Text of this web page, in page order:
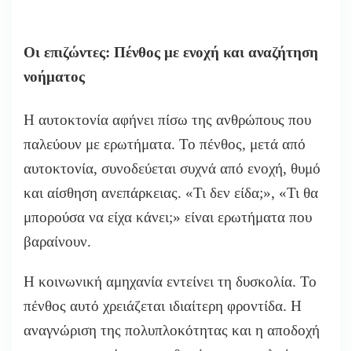
Οι επιζώντες: Πένθος με ενοχή και αναζήτηση
νοήματος
Η αυτοκτονία αφήνει πίσω της ανθρώπους που
παλεύουν με ερωτήματα. Το πένθος, μετά από
αυτοκτονία, συνοδεύεται συχνά από ενοχή, θυμό
και αίσθηση ανεπάρκειας. «Τι δεν είδα;», «Τι θα
μπορούσα να είχα κάνει;» είναι ερωτήματα που
βαραίνουν.
Η κοινωνική αμηχανία εντείνει τη δυσκολία. Το
πένθος αυτό χρειάζεται ιδιαίτερη φροντίδα. Η
αναγνώριση της πολυπλοκότητας και η αποδοχή